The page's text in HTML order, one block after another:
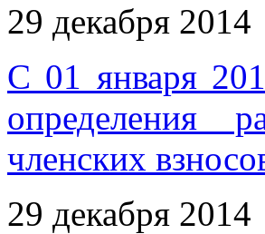
29 декабря 2014
С 01 января
определения
членских
29 декабря 2014